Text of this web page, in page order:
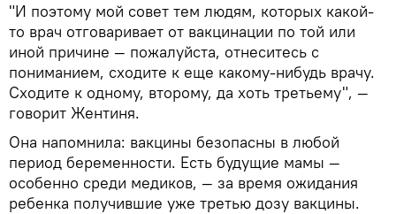
"И поэтому мой совет тем людям, которых какой-
то врач отговаривает от вакцинации по той или
иной причине — пожалуйста, отнеситесь с
пониманием, сходите к еще какому-нибудь врачу.
Сходите к одному, второму, да хоть третьему", —
говорит Жентиня.
Она напомнила: вакцины безопасны в любой
период беременности. Есть будущие мамы —
особенно среди медиков, — за время ожидания
ребенка получившие уже третью дозу вакцины.